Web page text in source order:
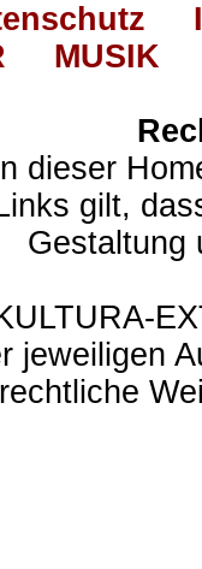
MUSIK
dieser
gilt,
Gestaltung
jeweiligen